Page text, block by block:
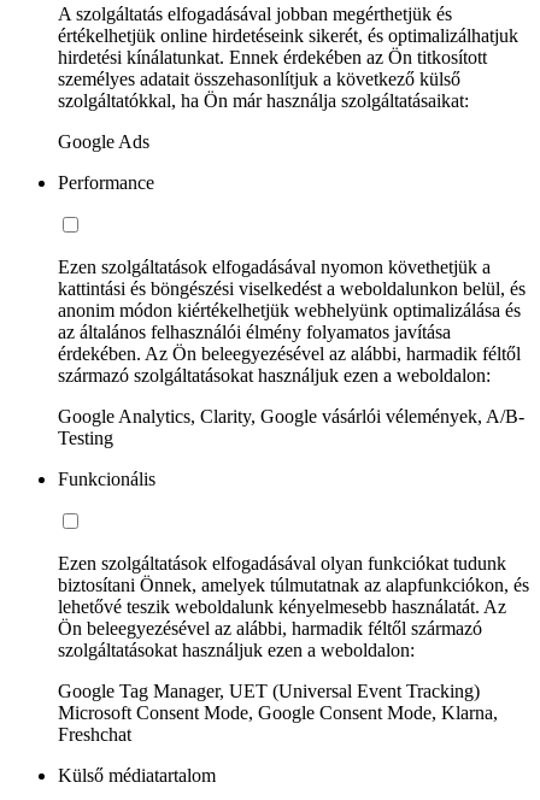
A szolgáltatás elfogadásával jobban megérthetjük és
értékelhetjük online hirdetéseink sikerét, és optimalizálhatjuk
hirdetési kínálatunkat. Ennek érdekében az Ön titkosított
személyes adatait összehasonlítjuk a következő külső
szolgáltatókkal, ha Ön már használja szolgáltatásaikat:
Google Ads
Performance
Ezen szolgáltatások elfogadásával nyomon követhetjük a
kattintási és böngészési viselkedést a weboldalunkon belül, és
anonim módon kiértékelhetjük webhelyünk optimalizálása és
az általános felhasználói élmény folyamatos javítása
érdekében. Az Ön beleegyezésével az alábbi, harmadik féltől
származó szolgáltatásokat használjuk ezen a weboldalon:
Google Analytics, Clarity, Google vásárlói vélemények, A/B-
Testing
Funkcionális
Ezen szolgáltatások elfogadásával olyan funkciókat tudunk
biztosítani Önnek, amelyek túlmutatnak az alapfunkciókon, és
lehetővé teszik weboldalunk kényelmesebb használatát. Az
Ön beleegyezésével az alábbi, harmadik féltől származó
szolgáltatásokat használjuk ezen a weboldalon:
Google Tag Manager, UET (Universal Event Tracking)
Microsoft Consent Mode, Google Consent Mode, Klarna,
Freshchat
Külső médiatartalom